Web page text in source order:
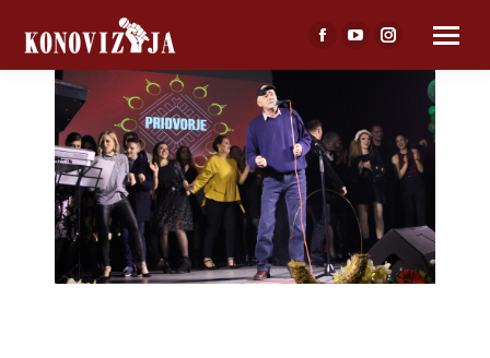
Facebook
page
in
new
window
YouTube
page
in
new
Instagram
page
opens
in
new